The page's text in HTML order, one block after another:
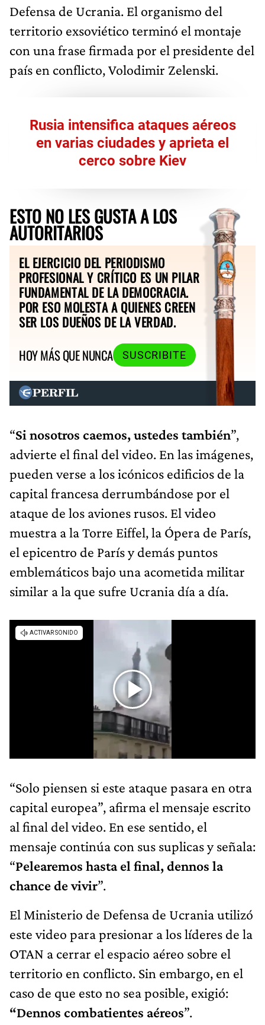
Defensa de Ucrania. El organismo del
territorio exsoviético terminó el montaje
con una frase firmada por el presidente del
país en conflicto, Volodimir Zelenski.
Rusia intensifica ataques aéreos
en varias ciudades y aprieta el
cerco sobre Kiev
ESTO NO LES GUSTA A LOS
AUTORITARIOS
EL EJERCICIO DEL PERIODISMO
PROFESIONAL Y CRÍTICO ES UN PILAR
FUNDAMENTAL DE LA DEMOCRACIA.
POR ESO MOLESTA A QUIENES CREEN
SER LOS DUEÑOS DE LA VERDAD.
HOY MÁS QUE NUNCA
SUSCRIBITE
“Si nosotros caemos, ustedes también”,
advierte el final del video. En las imágenes,
pueden verse a los icónicos edificios de la
capital francesa derrumbándose por el
ataque de los aviones rusos. El video
muestra a la Torre Eiffel, la Ópera de París,
el epicentro de París y demás puntos
emblemáticos bajo una acometida militar
similar a la que sufre Ucrania día a día.
“Solo piensen si este ataque pasara en otra
capital europea”, afirma el mensaje escrito
al final del video. En ese sentido, el
mensaje continúa con sus suplicas y señala:
“Pelearemos hasta el final, dennos la
chance de vivir”.
El Ministerio de Defensa de Ucrania utilizó
este video para presionar a los líderes de la
OTAN a cerrar el espacio aéreo sobre el
territorio en conflicto. Sin embargo, en el
caso de que esto no sea posible, exigió:
“Dennos combatientes aéreos”.